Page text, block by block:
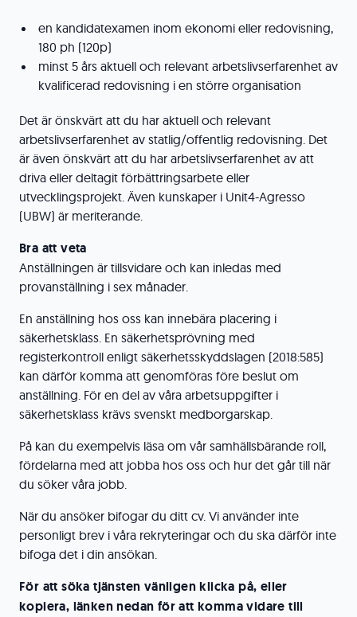
en kandidatexamen inom ekonomi eller redovisning,
180 ph (120p)
minst 5 års aktuell och relevant arbetslivserfarenhet av
kvalificerad redovisning i en större organisation
Det är önskvärt att du har aktuell och relevant
arbetslivserfarenhet av statlig/offentlig redovisning. Det
är även önskvärt att du har arbetslivserfarenhet av att
driva eller deltagit förbättringsarbete eller
utvecklingsprojekt. Även kunskaper i Unit4-Agresso
(UBW) är meriterande.
Bra att veta
Anställningen är tillsvidare och kan inledas med
provanställning i sex månader.
En anställning hos oss kan innebära placering i
säkerhetsklass. En säkerhetsprövning med
registerkontroll enligt säkerhetsskyddslagen (2018:585)
kan därför komma att genomföras före beslut om
anställning. För en del av våra arbetsuppgifter i
säkerhetsklass krävs svenskt medborgarskap.
På kan du exempelvis läsa om vår samhällsbärande roll,
fördelarna med att jobba hos oss och hur det går till när
du söker våra jobb.
När du ansöker bifogar du ditt cv. Vi använder inte
personligt brev i våra rekryteringar och du ska därför inte
bifoga det i din ansökan.
För att söka tjänsten vänligen klicka på, eller
kopiera, länken nedan för att komma vidare till